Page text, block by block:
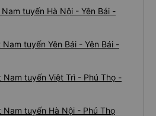
Nam tuyến Hà Nội - Yên Bái -
Nam tuyến Yên Bái - Yên Bái -
Nam tuyến Việt Trì - Phú Thọ -
Nam tuyến Hà Nội - Phú Thọ